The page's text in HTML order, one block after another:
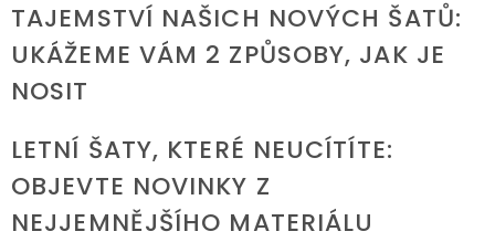
TAJEMSTVÍ NAŠICH NOVÝCH ŠATŮ:
UKÁŽEME VÁM 2 ZPŮSOBY, JAK JE
NOSIT
LETNÍ ŠATY, KTERÉ NEUCÍTÍTE:
OBJEVTE NOVINKY Z
NEJJEMNĚJŠÍHO MATERIÁLU